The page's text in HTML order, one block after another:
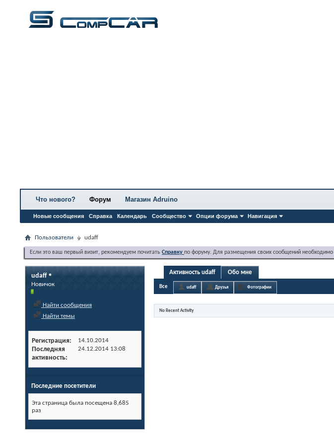
Что нового? Форум
Новые сообщения Справка Календарь Сообщество Опции форума Навигация
Магазин Adruino
Пользователи udaff
Если это ваш первый визит, рекомендуем почитать Справку по форуму. Для размещения своих сообщений необходимо
udaff
Новичок
Найти сообщения
Найти темы
Регистрация 14.10.2014
Последняя
активность
24.12.2014 13:08
Последние посетители
Эта страница была посещена 8,685
раз
Активность udaff Обо мне
Все udaff Друзья Фотографии
No Recent Activity